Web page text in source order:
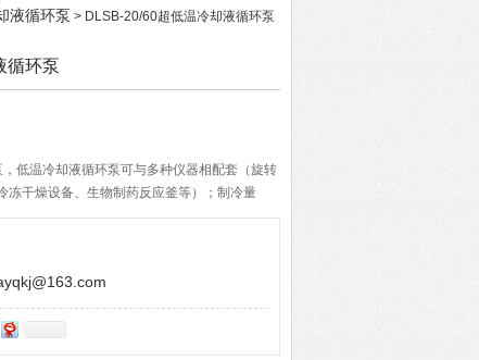
液循环泵 > DLSB-20/60超低温冷却液循环泵
循环泵
低温冷却液循环泵可与多种仪器相配套（旋转
冻干燥设备、生物制药反应釜等）；制冷量
作效率；本机循环泵的流量可调亦可定制，极
所有型号均可根据用户要求在低温与制冷量，